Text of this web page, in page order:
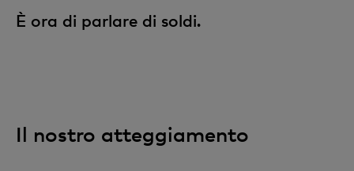
È ora di parlare di soldi.
Il nostro atteggiamento